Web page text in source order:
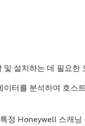
설치하는 데 필요한
터를 분석하여 호스
정 Honeywell 스캐닝